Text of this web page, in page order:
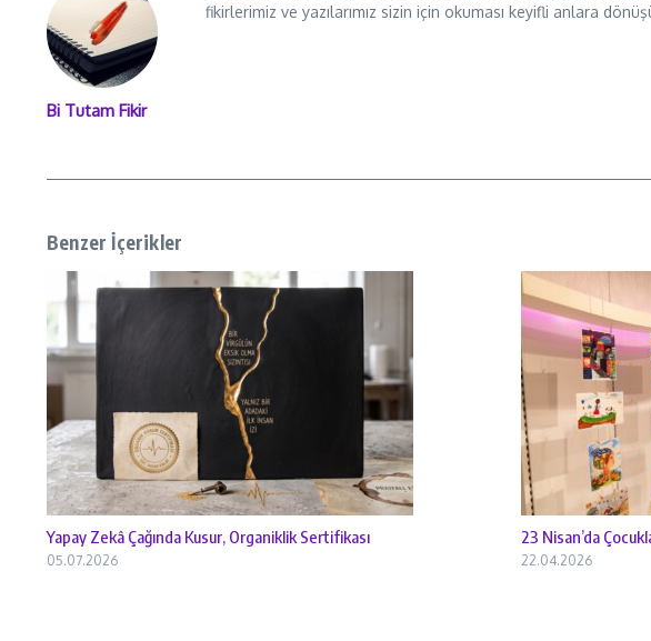
Bi Tutam Fikir
fikirlerimiz ve yazılarımız sizin için okuması keyifli anlara
Benzer İçerikler
Yapay Zekâ Çağında Kusur, Organiklik Sertifikası
05.07.2026
23 Nisan’da
22.04.2026